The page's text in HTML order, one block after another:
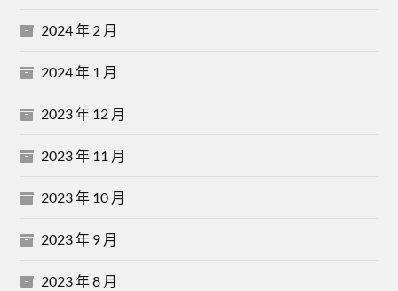
2024 年 2 月
2024 年 1 月
2023 年 12 月
2023 年 11 月
2023 年 10 月
2023 年 9 月
2023 年 8 月